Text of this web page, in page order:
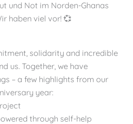
und Not im Norden-Ghanas
haben viel vor! 💞
solidarity and incredible
us. Together, we have
– a few highlights from our
year:
through self-help